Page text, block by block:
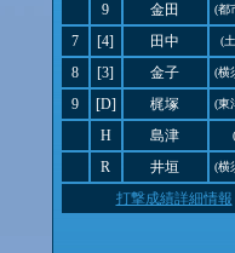
9 金田 (都
7 [4] 田中 (
8 [3] 金子 (横
9 [D] 梶塚 (東
H 島津
R 井垣 (横
打撃成績詳細情報